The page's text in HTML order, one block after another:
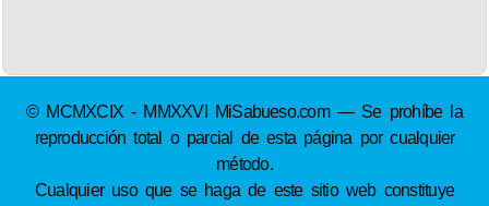
© MCMXCIX - MMXXVI MiSabueso.com — Se prohíbe la
reproducción total o parcial de esta página por cualquier
método.
Cualquier uso que se haga de este sitio web constituye